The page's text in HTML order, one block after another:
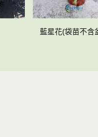
藍星花(袋苗不含